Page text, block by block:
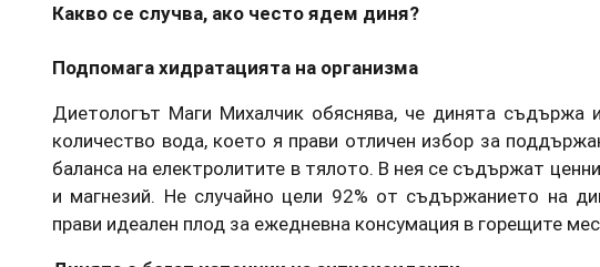
Какво се случва, ако често ядем диня?
Подпомага хидратацията на организма
Диетологът Маги Михалчик обяснява, че динята съдържа
количество вода, което я прави отличен избор за
баланса на електролитите в тялото. В нея се съдържат
и магнезий. Не случайно цели 92% от съдържанието на
прави идеален плод за ежедневна консумация в горещите